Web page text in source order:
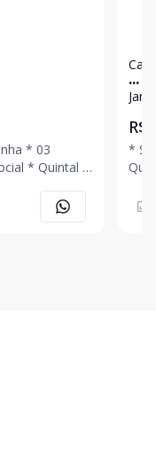
03
* Quintal *
Casa
...
R$
*
*